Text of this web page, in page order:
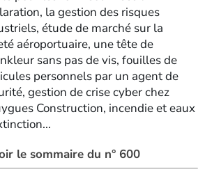
la gestion des risques
étude de marché sur la
aéroportuaire, une tête de
sans pas de vis, fouilles de
personnels par un agent de
gestion de crise cyber chez
Construction, incendie et eaux
le sommaire du n° 600